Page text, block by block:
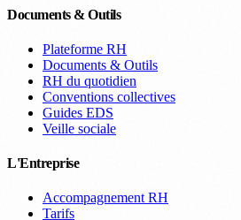
Documents & Outils
Plateforme RH
Documents & Outils
RH du quotidien
Conventions collectives
Guides EDS
Veille sociale
L'Entreprise
Accompagnement RH
Tarifs